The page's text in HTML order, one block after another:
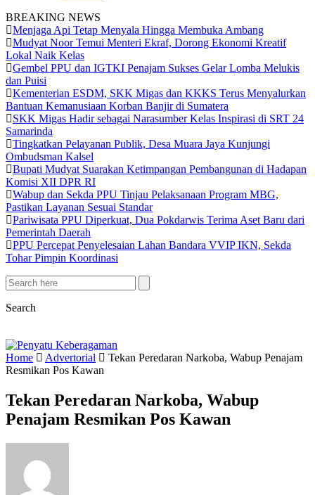
BREAKING NEWS
Menjaga Api Tetap Menyala Hingga Membuka Ambang
Mudyat Noor Temui Menteri Ekraf, Dorong Ekonomi Kreatif
Lokal Naik Kelas
Gembel PPU dan IGTKI Penajam Sukses Gelar Lomba Melukis
dan Puisi
Kementerian ESDM, SKK Migas dan KKKS Terus Menyalurkan
Bantuan Kemanusiaan Korban Banjir di Sumatera
SKK Migas Hadir sebagai Narasumber Kelas Inspirasi di SRT 24
Samarinda
Tingkatkan Pelayanan Publik, Desa Muara Jaya Kunjungi
Ombudsman Kalsel
Bupati Mudyat Suarakan Ketimpangan Pembangunan di Hadapan
Komisi XII DPR RI
Wabup dan Sekda PPU Tinjau Pelaksanaan Program MBG,
Pastikan Layanan Sesuai Standar
Pariwisata PPU Diperkuat, Dua Pokdarwis Terima Aset Baru dari
Pemerintah Daerah
PPU Percepat Penyelesaian Lahan Bandara VVIP IKN, Sekda
Tohar Pimpin Koordinasi
Search
Home Advertorial
Tekan Peredaran Narkoba, Wabup Penajam
Resmikan Pos Kawan
Tekan Peredaran Narkoba, Wabup
Penajam Resmikan Pos Kawan